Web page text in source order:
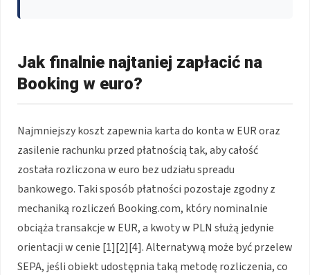
Jak finalnie najtaniej zapłacić na
Booking w euro?
Najmniejszy koszt zapewnia karta do konta w EUR oraz
zasilenie rachunku przed płatnością tak, aby całość
została rozliczona w euro bez udziału spreadu
bankowego. Taki sposób płatności pozostaje zgodny z
mechaniką rozliczeń Booking.com, który nominalnie
obciąża transakcje w EUR, a kwoty w PLN służą jedynie
orientacji w cenie [1][2][4]. Alternatywą może być przelew
SEPA, jeśli obiekt udostępnia taką metodę rozliczenia, co